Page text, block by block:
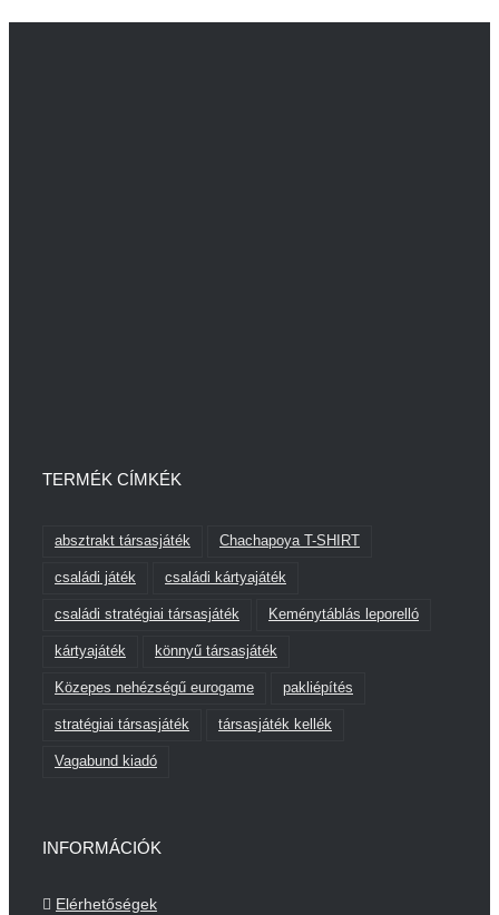
TERMÉK CÍMKÉK
absztrakt társasjáték Chachapoya T-SHIRT
családi játék családi kártyajáték
családi stratégiai társasjáték Keménytáblás leporelló
kártyajáték könnyű társasjáték
Közepes nehézségű eurogame pakliépítés
stratégiai társasjáték társasjáték kellék
Vagabund kiadó
INFORMÁCIÓK
Elérhetőségek